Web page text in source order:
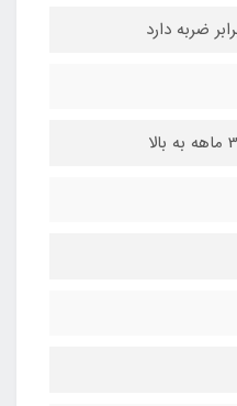
ضربه دارد